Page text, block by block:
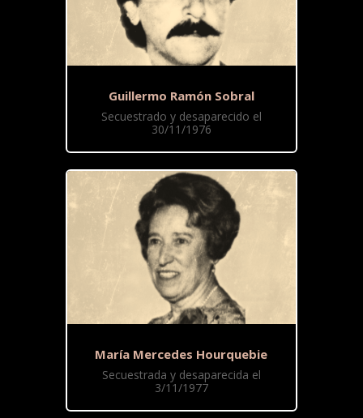
Guillermo Ramón Sobral
Secuestrado y desaparecido el
30/11/1976
María Mercedes Hourquebie
Secuestrada y desaparecida el
3/11/1977